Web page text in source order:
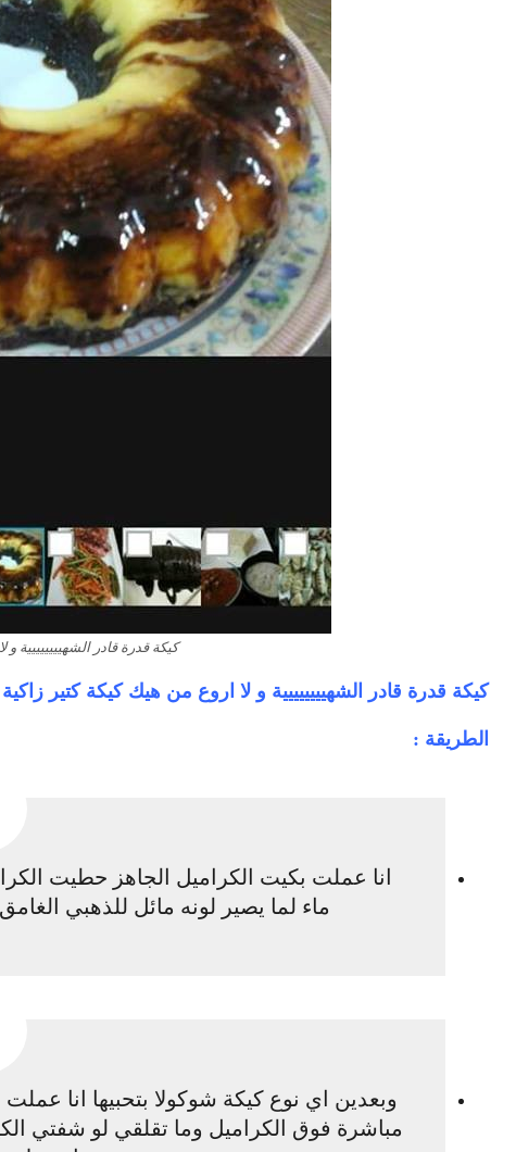
كيكة قدرة قادر الشهيييييييية
كيكة قدرة قادر الشهيييييييية و لا اروع من هيك كيكة كتير زاكية
الطريقة :
انا عملت بكيت الكراميل الجاهز حطيت
ماء لما يصير لونه مائل للذهبي
وبعدين اي نوع كيكة شوكولا بتحبيها انا
مباشرة فوق الكراميل وما تقلقي لو شفتي